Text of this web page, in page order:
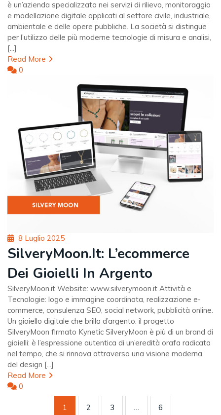
è un’azienda specializzata nei servizi di rilievo, monitoraggio
e modellazione digitale applicati al settore civile, industriale,
ambientale e delle opere pubbliche. La società si distingue
per l’utilizzo delle più moderne tecnologie di misura e analisi,
[...]
Read More
0
Posted
on
8 Luglio 2025
SilveryMoon.it: L’ecommerce
Dei Gioielli In Argento
SilveryMoon.it Website: www.silverymoon.it Attività e
Tecnologie: logo e immagine coordinata, realizzazione e-
commerce, consulenza SEO, social network, pubblicità online.
Un gioiello digitale che brilla d’argento: il progetto
SilveryMoon firmato Kynetic SilveryMoon è più di un brand di
gioielli: è l’espressione autentica di un’eredità orafa radicata
nel tempo, che si rinnova attraverso una visione moderna
del design [...]
Read More
0
1 2 3 6